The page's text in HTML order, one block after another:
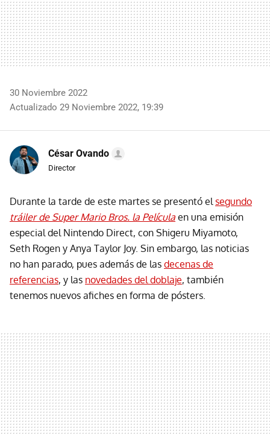
30 Noviembre 2022
Actualizado 29 Noviembre 2022, 19:39
César Ovando
Director
Durante la tarde de este martes se presentó el segundo
tráiler de Super Mario Bros. la Película en una emisión
especial del Nintendo Direct, con Shigeru Miyamoto,
Seth Rogen y Anya Taylor Joy. Sin embargo, las noticias
no han parado, pues además de las decenas de
referencias, y las novedades del doblaje, también
tenemos nuevos afiches en forma de pósters.